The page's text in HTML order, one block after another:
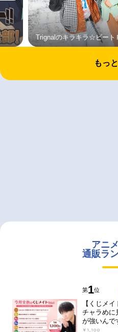
Trignalのキラキラ☆ビート
もっ
アニ
通販ラ
第1位
【くじメ
チャラめに
が強いんで
￥1,100